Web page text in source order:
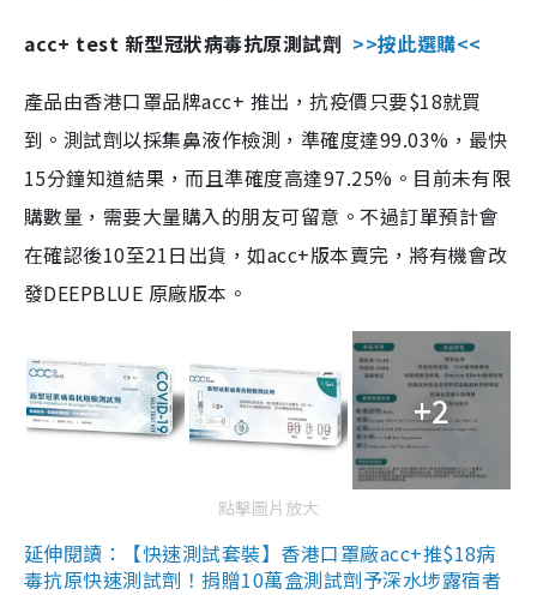
acc+ test 新型冠狀病毒抗原測試劑 >>按此選購<<
產品由香港口罩品牌acc+ 推出，抗疫價只要$18就買
到。測試劑以採集鼻液作檢測，準確度達99.03%，最快
15分鐘知道結果，而且準確度高達97.25%。目前未有限
購數量，需要大量購入的朋友可留意。不過訂單預計會
在確認後10至21日出貨，如acc+版本賣完，將有機會改
發DEEPBLUE 原廠版本。
+2
點擊圖片放大
延伸閱讀：【快速測試套裝】香港口罩廠acc+推$18病
毒抗原快速測試劑！捐贈10萬盒測試劑予深水埗露宿者